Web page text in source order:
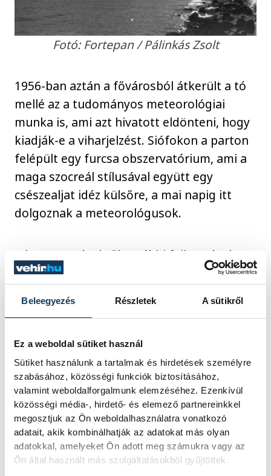
Beleegyezés Részletek A sütikről
Ez a weboldal sütiket használ
Sütiket használunk a tartalmak és hirdetések személyre
szabásához, közösségi funkciók biztosításához,
valamint weboldalforgalmunk elemzéséhez. Ezenkívül
közösségi média-, hirdető- és elemező partnereinkkel
megosztjuk az Ön weboldalhasználatra vonatkozó
adatait, akik kombinálhatják az adatokat más olyan
adatokkal, amelyeket Ön adott meg számukra vagy az
Ön által használt más szolgáltatásokból gyűjtöttek.
Fotó: Fortepan / Pálinkás Zsolt
1956-ban aztán a fővárosból átkerült a tó
mellé az a tudományos meteorológiai
munka is, ami azt hivatott eldönteni, hogy
kiadják-e a viharjelzést. Siófokon a parton
felépült egy furcsa obszervatórium, ami a
maga szocreál stílusával együtt egy
csészealjat idéz külsőre, a mai napig itt
dolgoznak a meteorológusok.
A hatvanas évektől további fejlesztéseket
eszközöltek a rendszeren, akkor már
fürdőzőket, valamint már huszonnégy
Ugyanakkor ezek a megoldások sem
tudták teljesen hatékonyan lekövetni a
balatoni vízi élet gyors növekedését. A
jelzőrakétás megoldással szemben például
felmerült az a kritika, ha egy vitorlás a tó
közepén tartózkodik éppen, akkor már
nem biztos, hogy látja a jelzőgömböket és